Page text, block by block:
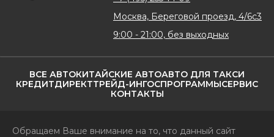
ВСЕ АВТОКИТАЙСКИЕ АВТОАВТО ДЛЯ ТАКСИ
КРЕДИТДИРЕКТТРЕЙД-ИНГОСПРОГРАММЫСЕРВИС
КОНТАКТЫ
Москва, Береговой проезд, 4/6с3
9:00 - 21:00, без выходных
Обращаем Ваше внимание на то, что данный сайт